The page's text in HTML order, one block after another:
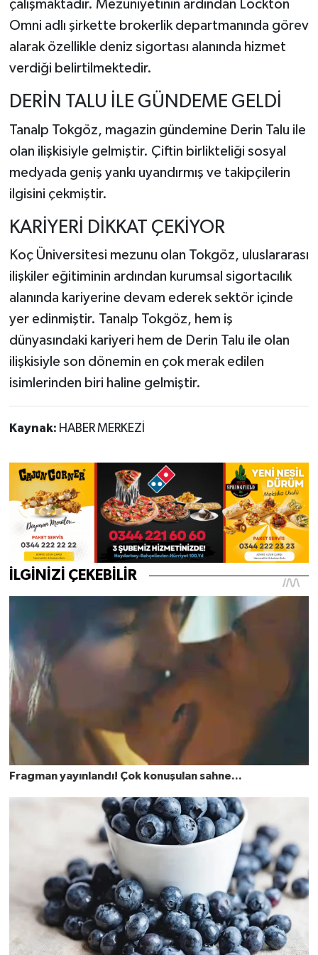
çalışmaktadır. Mezuniyetinin ardından Lockton
Omni adlı şirkette brokerlik departmanında görev
alarak özellikle deniz sigortası alanında hizmet
verdiği belirtilmektedir.
DERİN TALU İLE GÜNDEME GELDİ
Tanalp Tokgöz, magazin gündemine Derin Talu ile
olan ilişkisiyle gelmiştir. Çiftin birlikteliği sosyal
medyada geniş yankı uyandırmış ve takipçilerin
ilgisini çekmiştir.
KARİYERİ DİKKAT ÇEKİYOR
Koç Üniversitesi mezunu olan Tokgöz, uluslararası
ilişkiler eğitiminin ardından kurumsal sigortacılık
alanında kariyerine devam ederek sektör içinde
yer edinmiştir. Tanalp Tokgöz, hem iş
dünyasındaki kariyeri hem de Derin Talu ile olan
ilişkisiyle son dönemin en çok merak edilen
isimlerinden biri haline gelmiştir.
Kaynak: HABER MERKEZİ